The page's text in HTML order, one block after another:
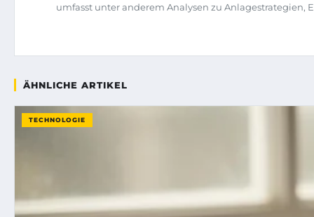
umfasst unter anderem Analysen zu
ÄHNLICHE ARTIKEL
TECHNOLOGIE